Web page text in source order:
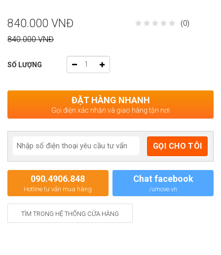
840.000 VNĐ
840.000 VNĐ
(0)
SỐ LƯỢNG
ĐẶT HÀNG NHANH
Gọi điện xác nhận và giao hàng tận nơi
090.4906.848
Hotline tư vấn mua hàng
Chat facebook
/umove.vn
TÌM TRONG HỆ THỐNG CỬA HÀNG